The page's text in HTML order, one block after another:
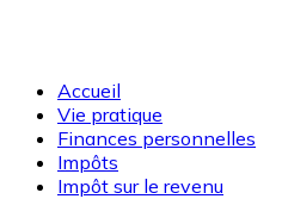
Accueil
Vie pratique
Finances personnelles
Impôts
Impôt sur le revenu